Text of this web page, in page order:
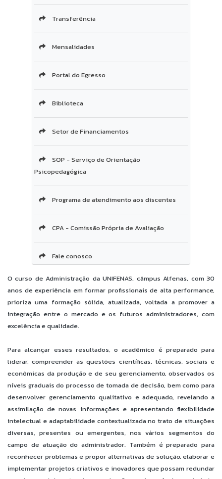
Transferência
Mensalidades
Portal do Egresso
Biblioteca
Setor de Financiamentos
SOP - Serviço de Orientação
Psicopedagógica
Programa de atendimento aos discentes
CPA - Comissão Própria de Avaliação
Fale conosco
O curso de Administração da UNIFENAS, câmpus Alfenas, com 30
anos de experiência em formar profissionais de alta performance,
prioriza uma formação sólida, atualizada, voltada a promover a
integração entre o mercado e os futuros administradores, com
excelência e qualidade.
Para alcançar esses resultados, o acadêmico é preparado para
liderar, compreender as questões científicas, técnicas, sociais e
econômicas da produção e de seu gerenciamento, observados os
níveis graduais do processo de tomada de decisão, bem como para
desenvolver gerenciamento qualitativo e adequado, revelando a
assimilação de novas informações e apresentando flexibilidade
intelectual e adaptabilidade contextualizada no trato de situações
diversas, presentes ou emergentes, nos vários segmentos do
campo de atuação do administrador. Também é preparado para
reconhecer problemas e propor alternativas de solução, elaborar e
implementar projetos criativos e inovadores que possam redundar